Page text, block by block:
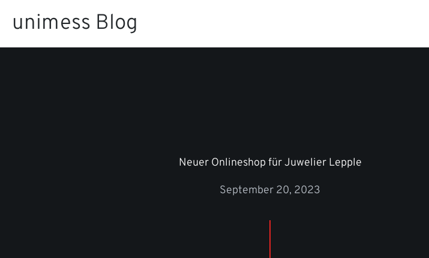
Inhaltunimess Blog
Neuer Onlineshop für Juwelier Lepple
September 20, 2023